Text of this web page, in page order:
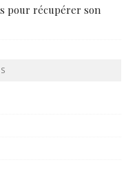
pour récupérer son